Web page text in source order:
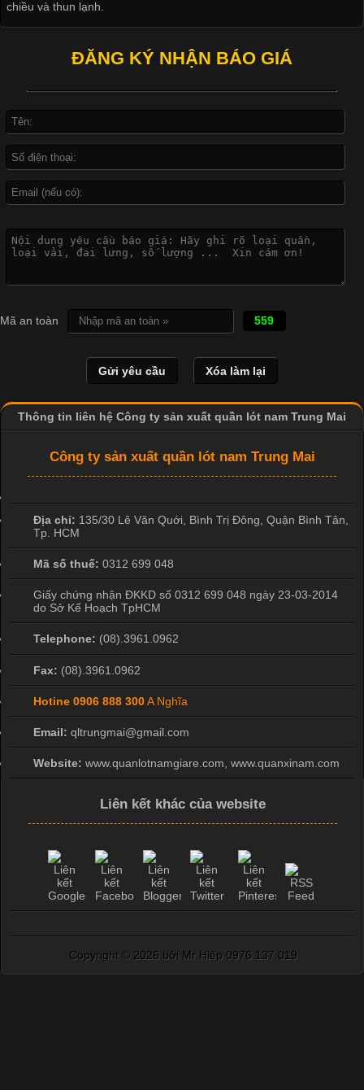
Cập nhật 2026-04-21 15:41:03
In Chuyển Nhiệt Là Gì? Công Nghệ In Hiện Đại Trong Ngành
là một trong những công nghệ phổ biến nhờ khả năng tạo ra
dụng rộng rãi trong sản xuất áo thun, đồ thể thao
Vì Sao Cơ Sở Sản Xuất Quần Lót Nam Ưa Chuộng Vải
Cotton?
Vải cotton là một trong những chất liệu được sử dụng rộng rãi
và thấm hút mồ hôi tốt. Đây cũng là loại vải được nhiều công ty
sản xuất quần lót nam lựa chọn để tạo ra các sản phẩm chất
chiều và thun lạnh.
ĐĂNG KÝ NHẬN BÁO GIÁ
Mã an toàn 559
Thông tin liên hệ Công ty sản xuất quần lót nam Trung Mai
Công ty sản xuất quần lót nam Trung Mai
Địa chỉ: 135/30 Lê Văn Quới, Bình Trị Đông Quận Bình Tân
Tp. HCM
Mã số thuế: 0312 699 048
Giấy chứng nhận ĐKKD số 0312 699 048 ngày 23-03-2014
do Sở Kế Hoạch TpHCM
Telephone: (08).3961.0962
Fax: (08).3961.0962
Hotine 0906 888 300A Nghĩa
Email: qltrungmai@gmail.com
Website: www.quanlotnamgiare.com, www.quanxinam.com
Liên kết khác của website
Copyright © 2026 bởi Mr Hiệp 0976.137.019